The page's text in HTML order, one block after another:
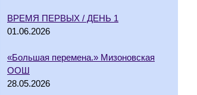
ВРЕМЯ ПЕРВЫХ / ДЕНЬ 1
01.06.2026
«Большая перемена.» Мизоновская
ООШ
28.05.2026